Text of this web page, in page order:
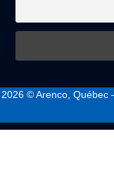
2026 © Arenco, Québec